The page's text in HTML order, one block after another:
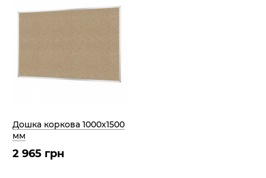
Дошка коркова 1000х1500
мм
2 965 грн